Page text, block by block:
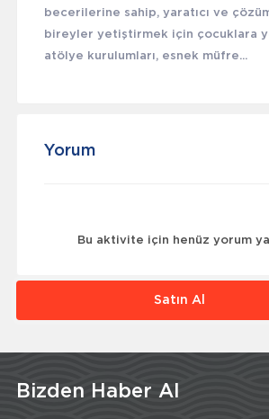
becerilerine sahip, yaratıcı ve
bireyler yetiştirmek için çocuklara
atölye kurulumları, esnek müfre...
Yorum
Bu aktivite için henüz yorum
Satın Al
Bizden Haber Al